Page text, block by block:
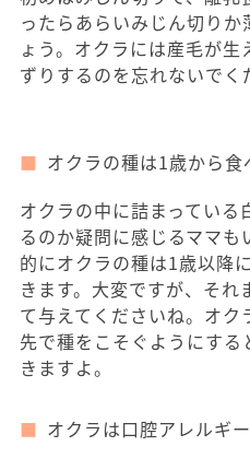
ったらあらいみじん切り
ょう。オクラには産毛が
ずりするのを忘れないでく
オクラの種は1歳から食
オクラの中に詰まってい
るのか疑問に感じるママ
的にオクラの種は1歳以降
きます。大変ですが、そ
て与えてくださいね。オク
先で種をこそぐようにす
きますよ。
オクラは口腔アレルギ